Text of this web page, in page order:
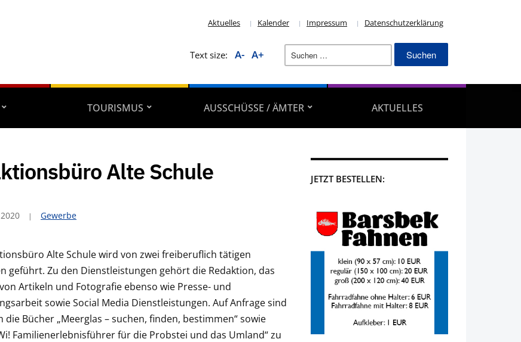
Aktuelles Kalender Impressum Datenschutzerklärung
Text size: A- A+
Suchen
nach:
TOURISMUS AUSSCHÜSSE / ÄMTER AKTUELLES
Alte Schule
Gewerbe
Alte Schule wird von zwei freiberuflich tätigen
geführt. Zu den Dienstleistungen gehört die Redaktion, das
Artikeln und Fotografie ebenso wie Presse- und
sowie Social Media Dienstleistungen. Auf Anfrage sind
die Bücher „Meerglas – suchen, finden, bestimmen“ sowie
Familienerlebnisführer für die Probstei und das Umland“ zu
JETZT BESTELLEN: